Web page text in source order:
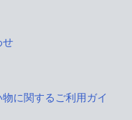
せ
に関するご利用ガイ